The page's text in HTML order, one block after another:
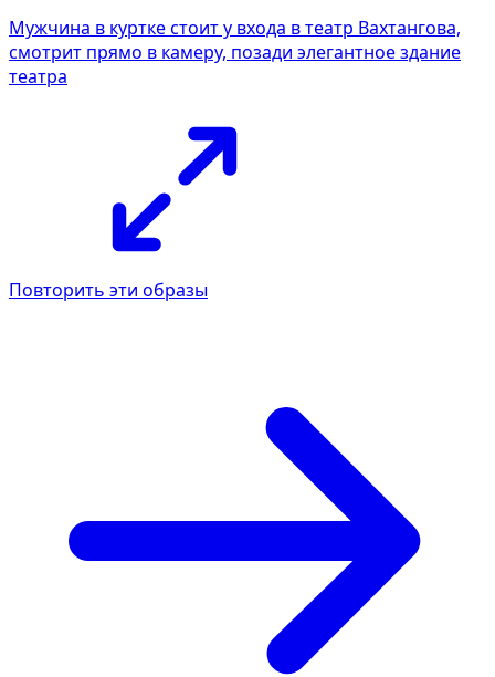
Мужчина в куртке стоит у входа в театр Вахтангова,
смотрит прямо в камеру, позади элегантное здание
театра
Повторить эти образы